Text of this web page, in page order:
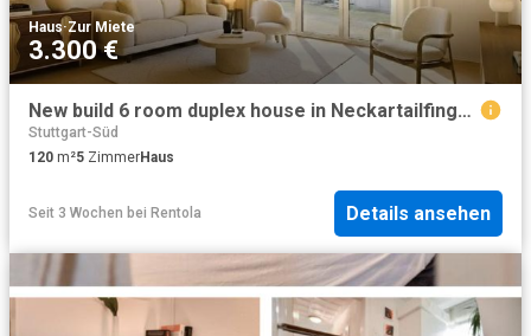
Haus·Zur Miete
3.300 €
New build 6 room duplex house in Neckartailfingen near Kelley and Patch Barracks
Stuttgart-Süd
120 m²5 ZimmerHaus
Seit 3 Wochen bei Rentola Details ansehen